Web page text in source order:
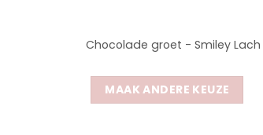
Chocolade groet - Smiley Lach
MAAK ANDERE KEUZE